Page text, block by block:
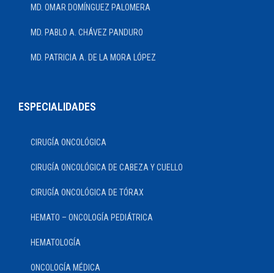
MD. OMAR DOMÍNGUEZ PALOMERA
MD. PABLO A. CHÁVEZ PANDURO
MD. PATRICIA A. DE LA MORA LÓPEZ
ESPECIALIDADES
CIRUGÍA ONCOLÓGICA
CIRUGÍA ONCOLÓGICA DE CABEZA Y CUELLO
CIRUGÍA ONCOLÓGICA DE TÓRAX
HEMATO – ONCOLOGÍA PEDIÁTRICA
HEMATOLOGÍA
ONCOLOGÍA MÉDICA